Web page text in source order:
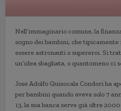
Nell’immaginario comune, la
sogno dei bambini, che
essere astronauti o supereroi. Si
un’idea sbagliata, o quantomeno ci
Jose Adolfo Quisocala Condori ha
per bambini quando aveva solo 7
13, la sua banca serve già oltre